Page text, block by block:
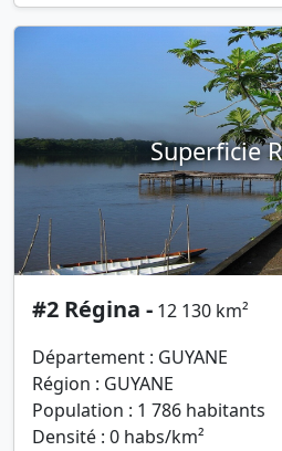
Superficie
#2 Régina - 12 130 km²
Département : GUYANE
Région : GUYANE
Population : 1 786 habitants
Densité : 0 habs/km²